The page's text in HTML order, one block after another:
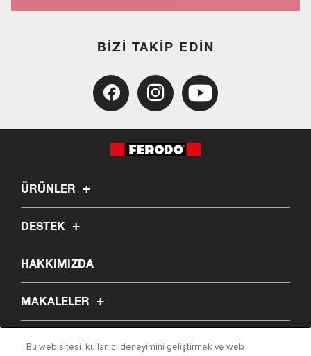
BIZI TAKIP EDIN
ÜRÜNLER
DESTEK
HAKKIMIZDA
MAKALELER
Bu web sitesi, kullanıcı deneyimini geliştirmek ve web